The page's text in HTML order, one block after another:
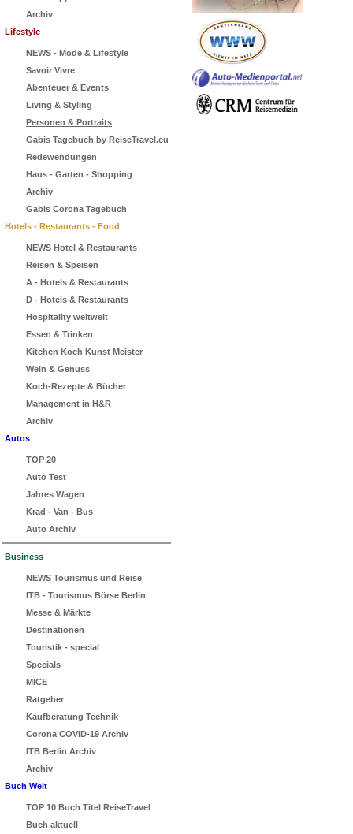
Archiv
Lifestyle
NEWS - Mode & Lifestyle
Savoir Vivre
Abenteuer & Events
Living & Styling
Personen & Portraits
Gabis Tagebuch by ReiseTravel.eu
Redewendungen
Haus - Garten - Shopping
Archiv
Gabis Corona Tagebuch
Hotels - Restaurants - Food
NEWS Hotel & Restaurants
Reisen & Speisen
A - Hotels & Restaurants
D - Hotels & Restaurants
Hospitality weltweit
Essen & Trinken
Kitchen Koch Kunst Meister
Wein & Genuss
Koch-Rezepte & Bücher
Management in H&R
Archiv
Autos
TOP 20
Auto Test
Jahres Wagen
Krad - Van - Bus
Auto Archiv
Business
NEWS Tourismus und Reise
ITB - Tourismus Börse Berlin
Messe & Märkte
Destinationen
Touristik - special
Specials
MICE
Ratgeber
Kaufberatung Technik
Corona COVID-19 Archiv
ITB Berlin Archiv
Archiv
Buch Welt
TOP 10 Buch Titel ReiseTravel
Buch aktuell